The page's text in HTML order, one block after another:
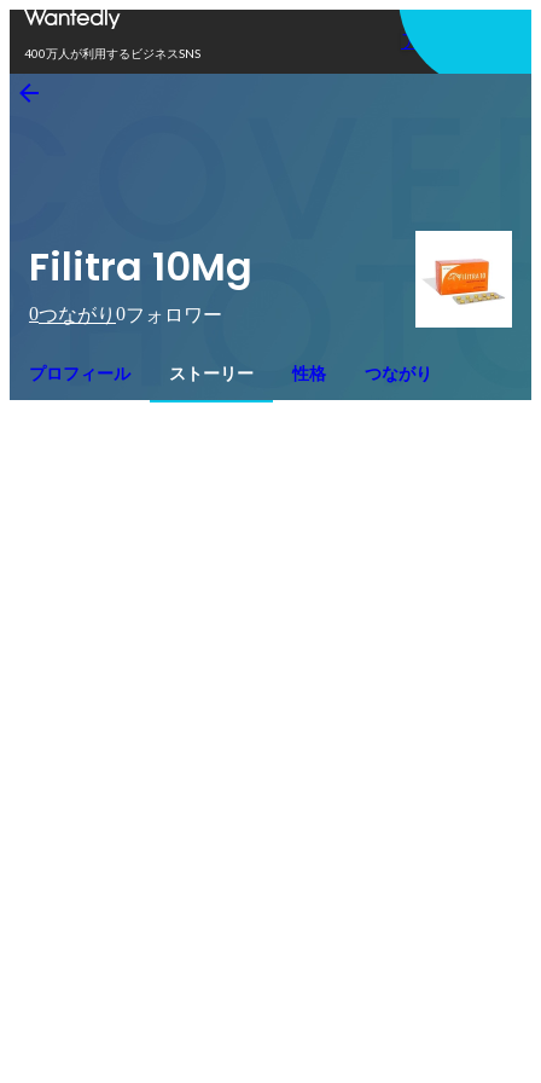
400万人が利用するビジネスSNS
アプリを使う
Filitra 10Mg
0つながり 0フォロワー
プロフィール ストーリー 性格 つながり